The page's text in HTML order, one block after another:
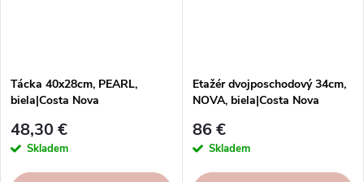
Tácka 40x28cm, PEARL,
biela|Costa Nova
48,30 €
Skladem
Etažér dvojposchodový 34cm,
NOVA, biela|Costa Nova
86 €
Skladem